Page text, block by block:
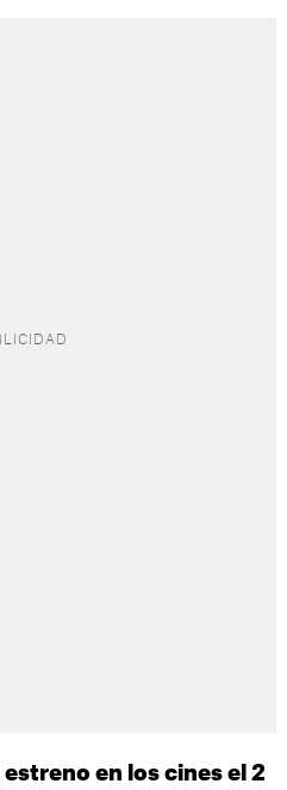
estreno en los cines el 2